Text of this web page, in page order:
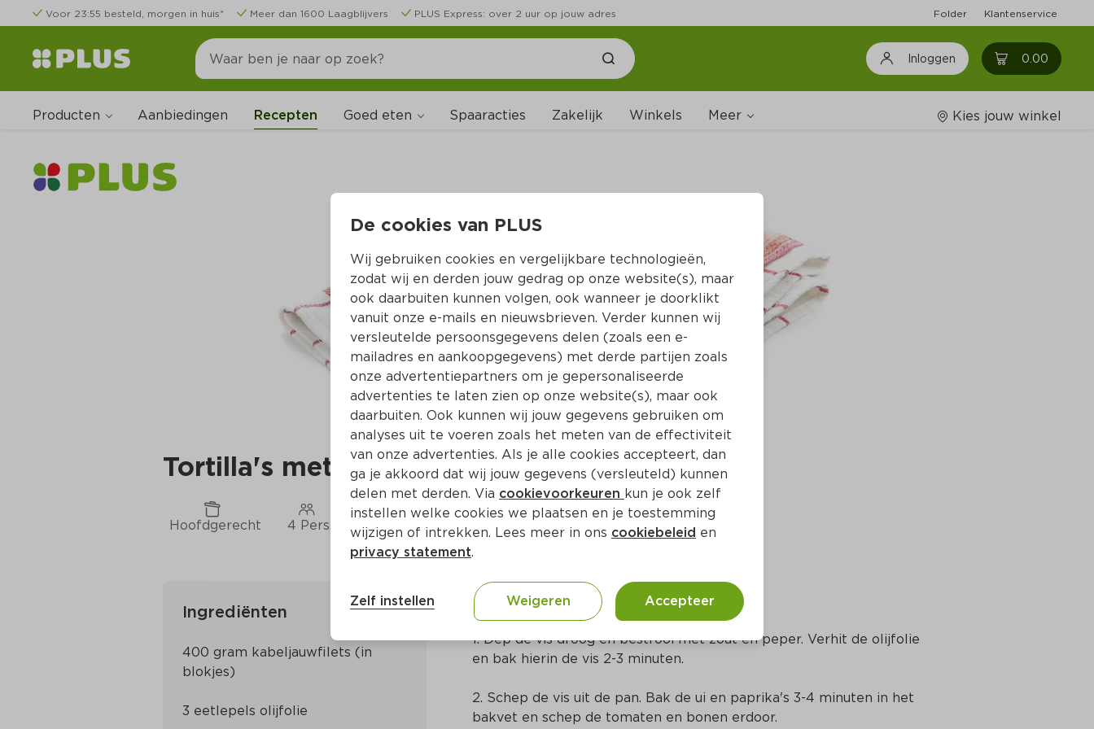
Voor 23:55 besteld, morgen in huis* Meer dan 1600 Laagblijvers PLUS Express: over 2 uur op jouw adres Folder Klantenservice
Inloggen 0.00 0
Producten Aanbiedingen Recepten Goed eten Spaaracties Zakelijk Winkels Meer
Boodschappenlijstjes
Kies jouw winkel
Tortilla's met kabeljauw en paprika
Hoofdgerecht 4 Pers. Ca. 30 Min Centraal-Amerikaans
Ingrediënten
400 gram kabeljauwfilets (in
Bereidingswijze
1. Dep de vis droog en bestrooi met zout en peper. Verhit de olijfolie
en bak hierin de vis 2-3 minuten.
2. Schep de vis uit de pan. Bak de ui en paprika's 3-4 minuten in het
bakvet en schep de tomaten en bonen erdoor.
De cookies van PLUS
Wij gebruiken cookies en vergelijkbare technologieën,
zodat wij en derden jouw gedrag op onze website(s), maar
ook daarbuiten kunnen volgen, ook wanneer je doorklikt
vanuit onze e-mails en nieuwsbrieven. Verder kunnen wij
versleutelde persoonsgegevens delen (zoals een e-
mailadres en aankoopgegevens) met derde partijen zoals
onze advertentiepartners om je gepersonaliseerde
advertenties te laten zien op onze website(s), maar ook
daarbuiten. Ook kunnen wij jouw gegevens gebruiken om
analyses uit te voeren zoals het meten van de effectiviteit
van onze advertenties. Als je alle cookies accepteert, dan
ga je akkoord dat wij jouw gegevens (versleuteld) kunnen
delen met derden. Via cookievoorkeuren kun je ook zelf
instellen welke cookies we plaatsen en je toestemming
wijzigen of intrekken. Lees meer in ons cookiebeleid en
privacy statement.
Zelf instellen Weigeren Accepteer